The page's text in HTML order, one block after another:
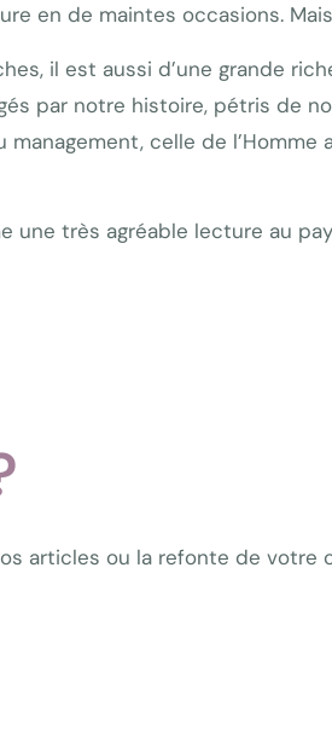
en de maintes occasions.
il est aussi d’une grande
par notre histoire, pétris de
celle de l’Homme
une très agréable lecture au
articles ou la refonte de votre